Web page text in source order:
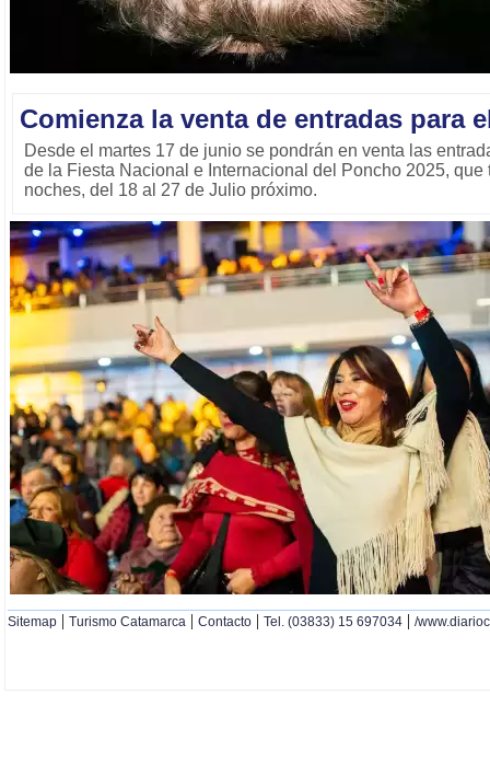
Comienza la venta de entradas para
Desde el martes 17 de junio se pondrán en venta las
de la Fiesta Nacional e Internacional del Poncho 2025, que
noches, del 18 al 27 de Julio próximo.
Sitemap | Turismo Catamarca | Contacto | Tel. (03833) 15 697034 | /